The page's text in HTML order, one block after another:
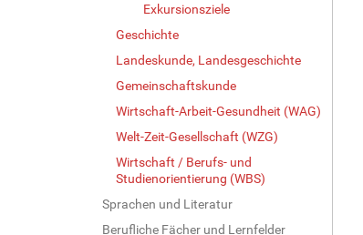
Exkursionsziele
Geschichte
Landeskunde, Landesgeschichte
Gemeinschaftskunde
Wirtschaft-Arbeit-Gesundheit (WAG)
Welt-Zeit-Gesellschaft (WZG)
Wirtschaft / Berufs- und
Studienorientierung (WBS)
Sprachen und Literatur
Berufliche Fächer und Lernfelder